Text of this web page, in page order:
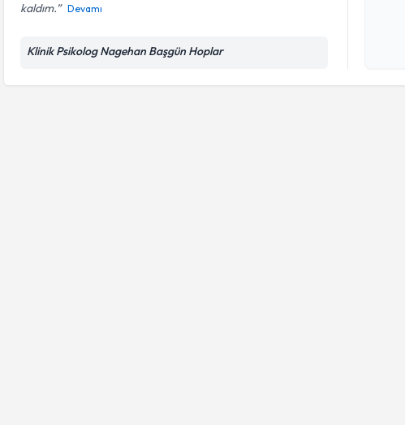
kaldım.
Devamı
Klinik Psikolog Nagehan Başgün Hoplar